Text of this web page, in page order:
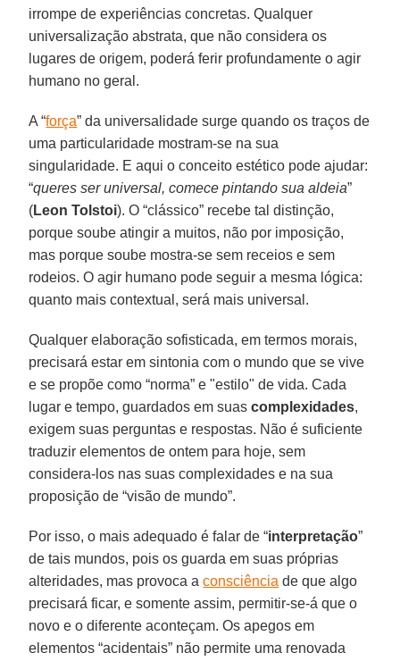
irrompe de experiências concretas. Qualquer
universalização abstrata, que não considera os
lugares de origem, poderá ferir profundamente o agir
humano no geral.
A “força” da universalidade surge quando os traços de
uma particularidade mostram-se na sua
singularidade. E aqui o conceito estético pode ajudar:
“queres ser universal, comece pintando sua aldeia”
(Leon Tolstoi). O “clássico” recebe tal distinção,
porque soube atingir a muitos, não por imposição,
mas porque soube mostra-se sem receios e sem
rodeios. O agir humano pode seguir a mesma lógica:
quanto mais contextual, será mais universal.
Qualquer elaboração sofisticada, em termos morais,
precisará estar em sintonia com o mundo que se vive
e se propõe como “norma” e "estilo" de vida. Cada
lugar e tempo, guardados em suascomplexidades,
exigem suas perguntas e respostas. Não é suficiente
traduzir elementos de ontem para hoje, sem
considera-los nas suas complexidades e na sua
proposição de “visão de mundo”.
Por isso, o mais adequado é falar de “interpretação”
de tais mundos, pois os guarda em suas próprias
alteridades, mas provoca a consciência de que algo
precisará ficar, e somente assim, permitir-se-á que o
novo e o diferente aconteçam. Os apegos em
elementos “acidentais” não permite uma renovada